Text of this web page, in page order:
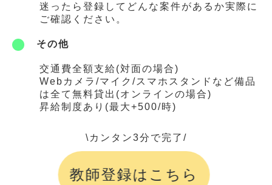
迷ったら登録してどんな案件があるか実際に
ご確認ください。
その他
交通費全額支給(対面の場合)
Webカメラ/マイク/スマホスタンドなど備品
は全て無料貸出(オンラインの場合)
昇給制度あり(最大+500/時)
\カンタン3分で完了/
教師登録はこちら